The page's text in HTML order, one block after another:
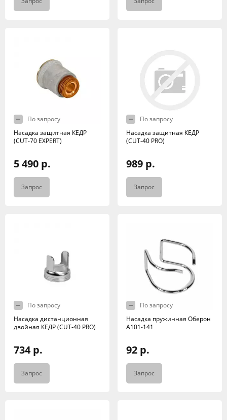
По запросу
Насадка защитная КЕДР
(CUT-70 EXPERT)
5 490 р.
Запрос
По запросу
Насадка защитная КЕДР
(CUT-40 PRO)
989 р.
Запрос
По запросу
Насадка дистанционная
двойная КЕДР (CUT-40 PRO)
734 р.
Запрос
По запросу
Насадка пружинная Оберон
А101-141
92 р.
Запрос